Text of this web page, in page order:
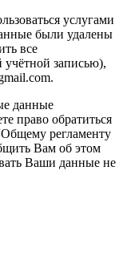
услугами
были удалены
все
учётной записью),
данные
право обратиться
регламенту
Вам об этом
Ваши данные не